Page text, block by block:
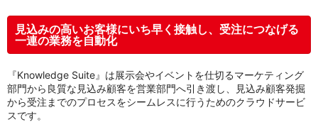
見込みの高いお客様にいち早く接触し、受注につなげる
一連の業務を自動化
『Knowledge Suite』は展示会やイベントを仕切るマーケティング
部門から良質な見込み顧客を営業部門へ引き渡し、見込み顧客発掘
から受注までのプロセスをシームレスに行うためのクラウドサービ
スです。